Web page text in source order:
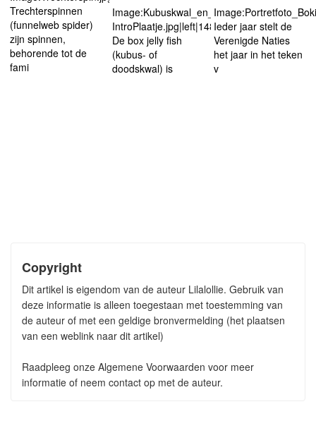
Trechterspinnen
(funnelweb spider)
zijn spinnen,
behorende tot de
fami
Image:Kubuskwal_en_doodskwal-
IntroPlaatje.jpg|left|148px
De box jelly fish
(kubus- of
doodskwal) is
Ieder jaar stelt de
Verenigde Naties
het jaar in het teken
v
Copyright
Dit artikel is eigendom van de auteur Lilalollie. Gebruik van
deze informatie is alleen toegestaan met toestemming van
de auteur of met een geldige bronvermelding (het plaatsen
van een weblink naar dit artikel)
Raadpleeg onze Algemene Voorwaarden voor meer
informatie of neem contact op met de auteur.